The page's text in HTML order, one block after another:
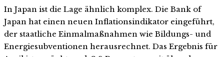
In Japan ist die Lage ähnlich komplex. Die Bank of
Japan hat einen neuen Inflationsindikator eingeführt,
der staatliche Einmalmaßnahmen wie Bildungs- und
Energiesubventionen herausrechnet. Das Ergebnis für